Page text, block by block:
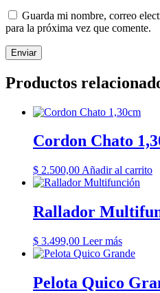
Guarda mi nombre, correo
para la próxima vez que comente.
Productos
Cordon Chato
$ 2.500,00 Añadir al carrito
Rallador
$ 3.499,00 Leer más
Pelota Quico